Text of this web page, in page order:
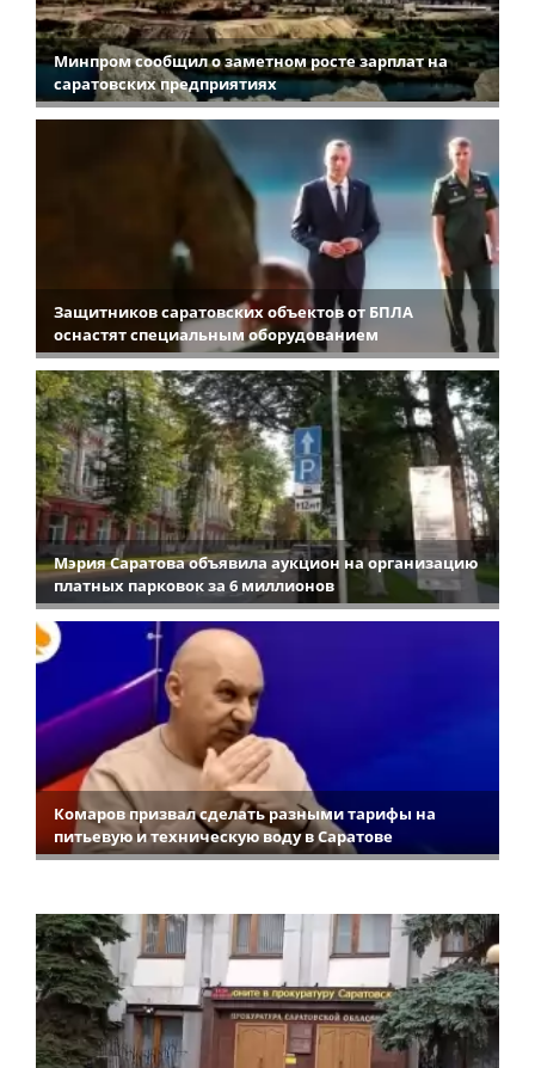
Минпром сообщил о заметном росте зарплат на
саратовских предприятиях
Защитников саратовских объектов от БПЛА
оснастят специальным оборудованием
Мэрия Саратова объявила аукцион на организацию
платных парковок за 6 миллионов
Комаров призвал сделать разными тарифы на
питьевую и техническую воду в Саратове